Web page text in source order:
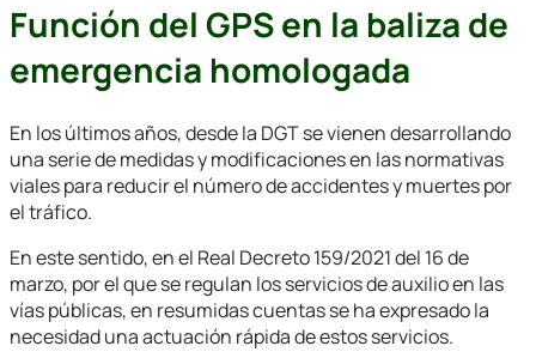
Función del GPS en la baliza de
emergencia homologada
En los últimos años, desde la DGT se vienen desarrollando
una serie de medidas y modificaciones en las normativas
viales para reducir el número de accidentes y muertes por
el tráfico.
En este sentido, en el Real Decreto 159/2021 del 16 de
marzo, por el que se regulan los servicios de auxilio en las
vías públicas, en resumidas cuentas se ha expresado la
necesidad una actuación rápida de estos servicios.